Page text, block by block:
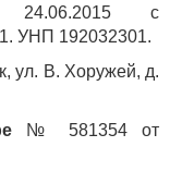
24.06.2015 с
УНП 192032301.
ул. В. Хоружей, д.
№ 581354 от